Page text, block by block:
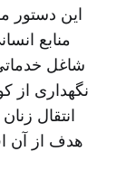
این دستور
منابع
شاغل
نگهداری از
انتقال
هدف از آن